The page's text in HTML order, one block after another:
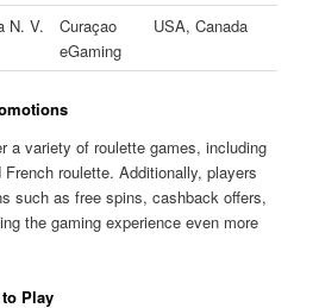
N. V.
Curaçao
eGaming
USA, Canada
a variety of roulette games, including
roulette. Additionally, players
such as free spins, cashback offers,
the gaming experience even more
Play